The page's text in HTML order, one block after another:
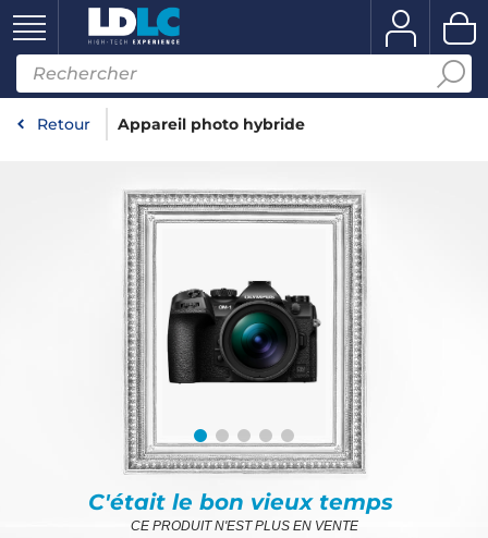
Retour Appareil photo hybride
C'était le bon vieux temps
CE PRODUIT N'EST PLUS EN VENTE